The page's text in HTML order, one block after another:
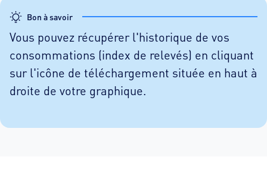
Bon à savoir
Vous pouvez récupérer l'historique de vos
consommations (index de relevés) en cliquant
sur l'icône de téléchargement située en haut à
droite de votre graphique.